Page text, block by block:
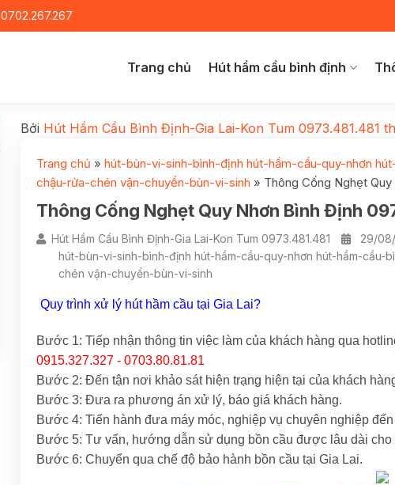
0702.267.267
Trang chủ Hút hầm cầu bình định
Bởi Hút Hầm Cầu Bình Định-Gia Lai-Kon Tum 0973.481.481
Trang chủ » hút-bùn-vi-sinh-bình-định hút-hầm-cầu-quy-nhơn
chậu-rửa-chén vận-chuyển-bùn-vi-sinh » Thông Cống Nghẹt
Thông Cống Nghẹt Quy Nhơn Bình Định
Hút Hầm Cầu Bình Định-Gia Lai-Kon Tum 0973.481.481
29/
hút-bùn-vi-sinh-bình-định hút-hầm-cầu-quy-nhơn hút-hầm-
chén vận-chuyển-bùn-vi-sinh
Quy trình xử lý hút hầm cầu tại Gia Lai?
Bước 1: Tiếp nhận thông tin việc làm của khách hàng qua
0915.327.327 - 0703.80.81.81
Bước 2: Đến tận nơi khảo sát hiện trạng hiện tại của khách
Bước 3: Đưa ra phương án xử lý, báo giá khách hàng.
Bước 4: Tiến hành đưa máy móc, nghiệp vụ chuyên nghiệp
Bước 5: Tư vấn, hướng dẫn sử dụng bồn cầu được lâu dài cho
Bước 6: Chuyển qua chế độ bảo hành bồn cầu tại Gia Lai.